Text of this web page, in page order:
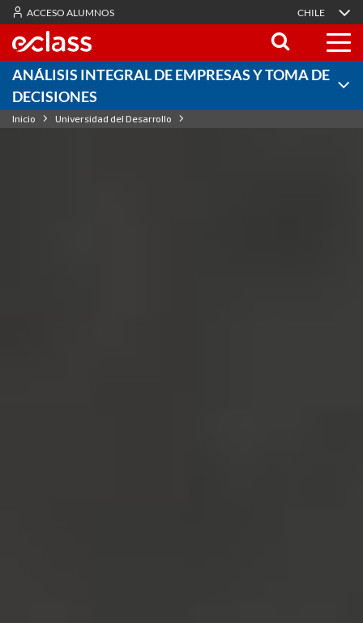
ACCESO ALUMNOS CHILE
ANÁLISIS INTEGRAL DE EMPRESAS Y TOMA DE
DECISIONES
Inicio
Universidad del Desarrollo